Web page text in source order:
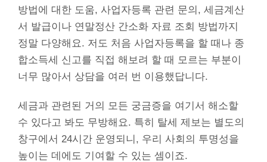
방법에 대한 도움, 사업자등록 관련 문의, 세금계산
서 발급이나 연말정산 간소화 자료 조회 방법까지
정말 다양해요. 저도 처음 사업자등록을 할 때나 종
합소득세 신고를 직접 해보려 할 때 모르는 부분이
너무 많아서 상담을 여러 번 이용했답니다.
세금과 관련된 거의 모든 궁금증을 여기서 해소할
수 있다고 봐도 무방해요. 특히 탈세 제보는 별도의
창구에서 24시간 운영되니, 우리 사회의 투명성을
높이는 데에도 기여할 수 있는 셈이죠.